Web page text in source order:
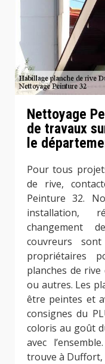
Nettoyage
de travaux
le
Pour tous
de rive,
Peinture 32.
installation,
changement
couvreurs
propriétaires
planches de
ou autres. Les
être peintes et
consignes du
coloris au goût
avec
trouve à Duffort,